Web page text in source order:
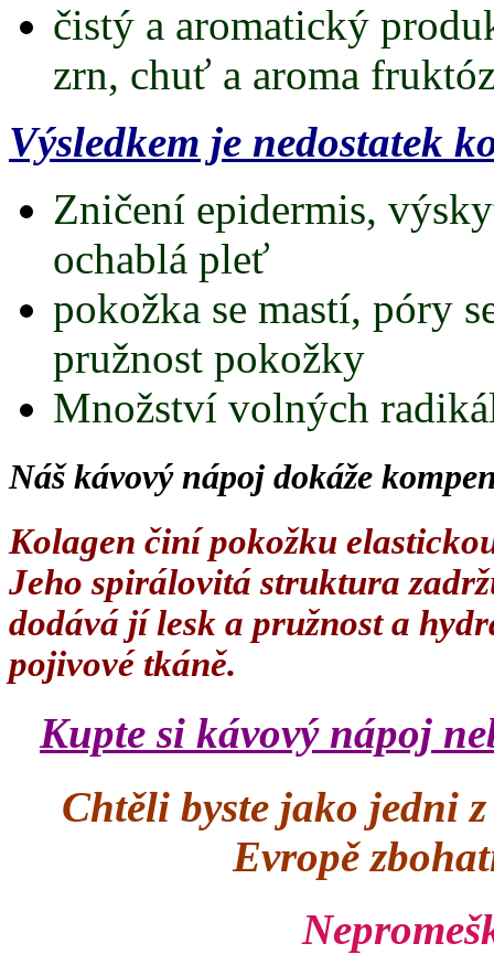
čistý a aromatický
zrn, chuť a aroma
Výsledkem je nedostatek
Zničení epidermis,
ochablá pleť
pokožka se mastí, póry
pružnost pokožky
Množství volných
Náš kávový nápoj dokáže
Kolagen činí pokožku
Jeho spirálovitá struktura
dodává jí lesk a pružnost a
pojivové tkáně.
Kupte si kávový nápoj
Chtěli byste jako jedni
Evropě